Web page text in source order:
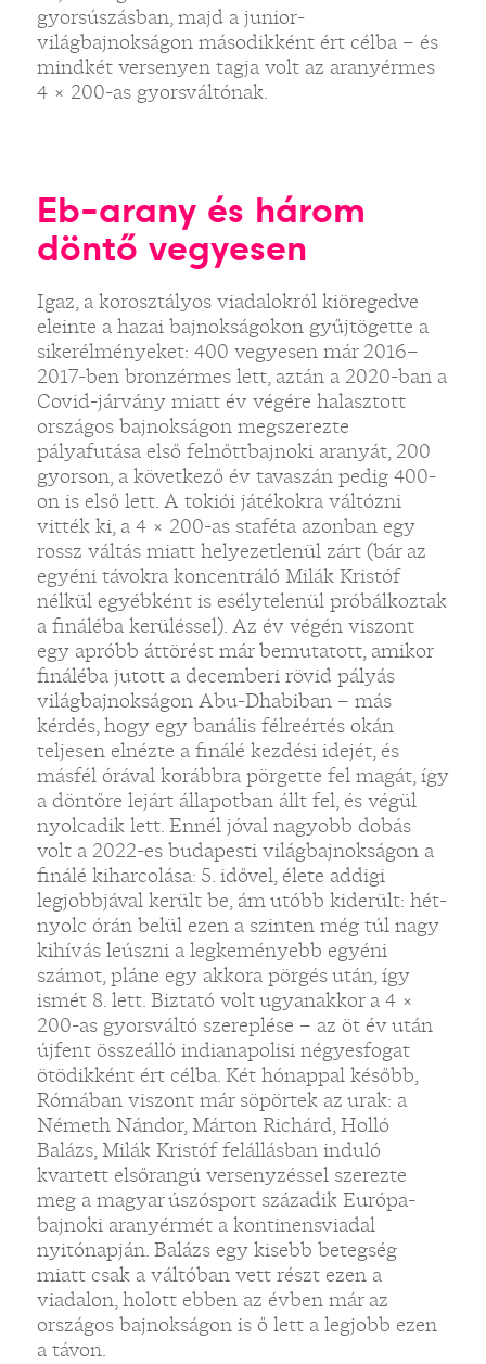
gyorsúszásban, majd a junior-
világbajnokságon másodikként ért célba – és
mindkét versenyen tagja volt az aranyérmes
4 × 200-as gyorsváltónak.
Eb-arany és három
döntő vegyesen
Igaz, a korosztályos viadalokról kiöregedve
eleinte a hazai bajnokságokon gyűjtögette a
sikerélményeket: 400 vegyesen már 2016–
2017-ben bronzérmes lett, aztán a 2020-ban a
Covid-járvány miatt év végére halasztott
országos bajnokságon megszerezte
pályafutása első felnőttbajnoki aranyát, 200
gyorson, a következő év tavaszán pedig 400-
on is első lett. A tokiói játékokra váltózni
vitték ki, a 4 × 200-as staféta azonban egy
rossz váltás miatt helyezetlenül zárt (bár az
egyéni távokra koncentráló Milák Kristóf
nélkül egyébként is esélytelenül próbálkoztak
a fináléba kerüléssel). Az év végén viszont
egy apróbb áttörést már bemutatott, amikor
fináléba jutott a decemberi rövid pályás
világbajnokságon Abu-Dhabiban – más
kérdés, hogy egy banális félreértés okán
teljesen elnézte a finálé kezdési idejét, és
másfél órával korábbra pörgette fel magát, így
a döntőre lejárt állapotban állt fel, és végül
nyolcadik lett. Ennél jóval nagyobb dobás
volt a 2022-es budapesti világbajnokságon a
finálé kiharcolása: 5. idővel, élete addigi
legjobbjával került be, ám utóbb kiderült: hét-
nyolc órán belül ezen a szinten még túl nagy
kihívás leúszni a legkeményebb egyéni
számot, pláne egy akkora pörgés után, így
ismét 8. lett. Biztató volt ugyanakkor a 4 ×
200-as gyorsváltó szereplése – az öt év után
újfent összeálló indianapolisi négyesfogat
ötödikként ért célba. Két hónappal később,
Rómában viszont már söpörtek az urak: a
Németh Nándor, Márton Richárd, Holló
Balázs, Milák Kristóf felállásban induló
kvartett elsőrangú versenyzéssel szerezte
meg a magyar úszósport századik Európa-
bajnoki aranyérmét a kontinensviadal
nyitónapján. Balázs egy kisebb betegség
miatt csak a váltóban vett részt ezen a
viadalon, holott ebben az évben már az
országos bajnokságon is ő lett a legjobb ezen
a távon.